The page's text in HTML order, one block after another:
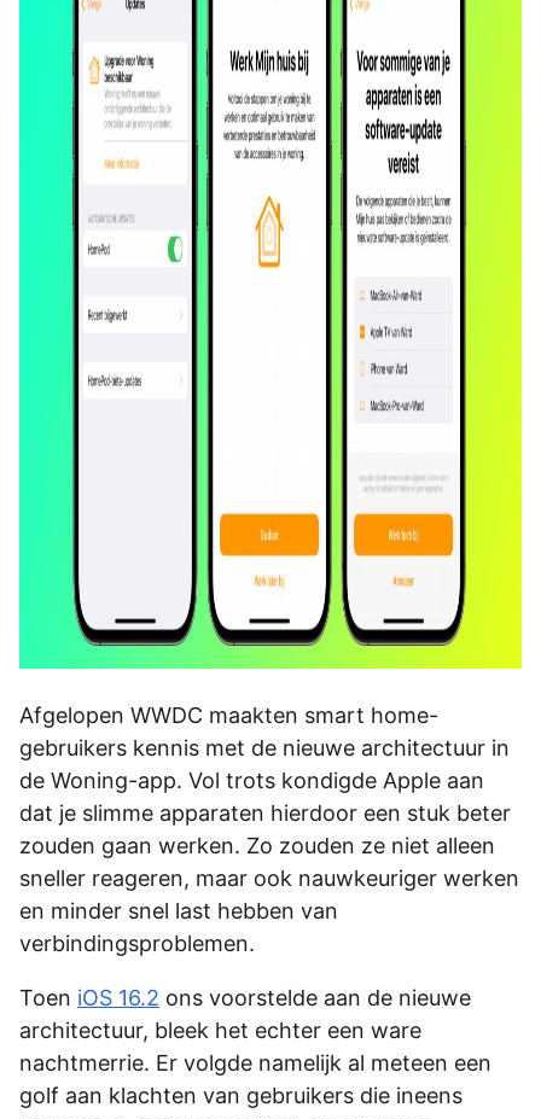
Afgelopen WWDC maakten smart home-
gebruikers kennis met de nieuwe architectuur in
de Woning-app. Vol trots kondigde Apple aan
dat je slimme apparaten hierdoor een stuk beter
zouden gaan werken. Zo zouden ze niet alleen
sneller reageren, maar ook nauwkeuriger werken
en minder snel last hebben van
verbindingsproblemen.
Toen iOS 16.2 ons voorstelde aan de nieuwe
architectuur, bleek het echter een ware
nachtmerrie. Er volgde namelijk al meteen een
golf aan klachten van gebruikers die ineens